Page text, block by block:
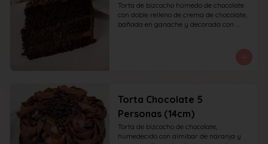
Torta de bizcocho húmedo de chocolate
con doble relleno de crema de chocolate,
bañada en ganache y decorada con
Torta Chocolate 5
Personas (14cm)
Torta de bizcocho de chocolate,
humedecido con almíbar de naranja y